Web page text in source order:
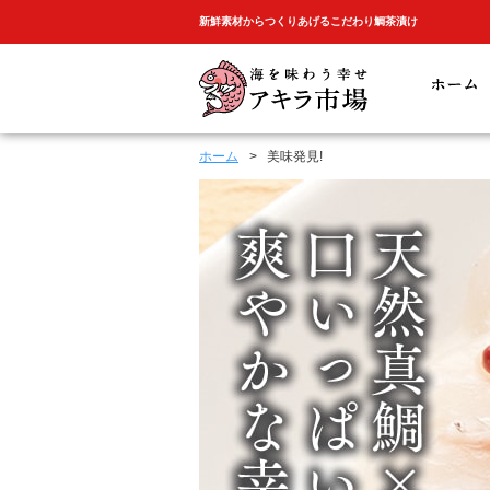
新鮮素材からつくりあげるこだわり鯛茶漬け
ホーム > 美味発見!